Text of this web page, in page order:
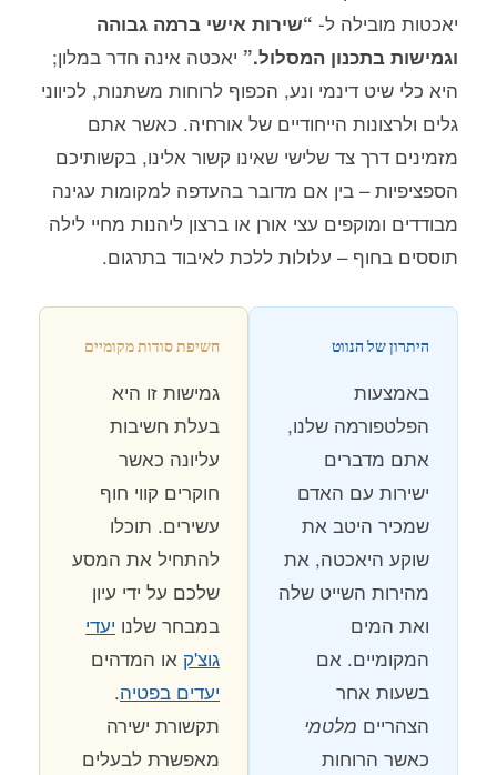
יאכטות מובילה ל- “שירות אישי ברמה גבוהה
וגמישות בתכנון המסלול.” יאכטה אינה חדר במלון;
היא כלי שיט דינמי ונע, הכפוף לרוחות משתנות, לכיווני
גלים ולרצונות הייחודיים של אורחיה. כאשר אתם
מזמינים דרך צד שלישי שאינו קשור אלינו, בקשותיכם
הספציפיות – בין אם מדובר בהעדפה למקומות עגינה
מבודדים ומוקפים עצי אורן או ברצון ליהנות מחיי לילה
תוססים בחוף – עלולות ללכת לאיבוד בתרגום.
היתרון של הנווט
באמצעות
הפלטפורמה שלנו,
אתם מדברים
ישירות עם האדם
שמכיר היטב את
שוקע היאכטה, את
מהירות השייט שלה
ואת המים
המקומיים. אם
בשעות אחר
הצהריים מלטמי
כאשר הרוחות
חשיפת סודות מקומיים
גמישות זו היא
בעלת חשיבות
עליונה כאשר
חוקרים קווי חוף
עשירים. תוכלו
להתחיל את המסע
שלכם על ידי עיון
במבחר שלנו יעדי
גוצ'ק או המדהים
יעדים בפטיה.
תקשורת ישירה
מאפשרת לבעלים